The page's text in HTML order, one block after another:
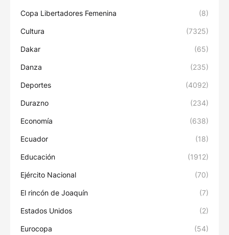
Copa Libertadores Femenina (8)
Cultura (7325)
Dakar (65)
Danza (235)
Deportes (4092)
Durazno (234)
Economía (638)
Ecuador (18)
Educación (1912)
Ejército Nacional (70)
El rincón de Joaquín (7)
Estados Unidos (2)
Eurocopa (54)